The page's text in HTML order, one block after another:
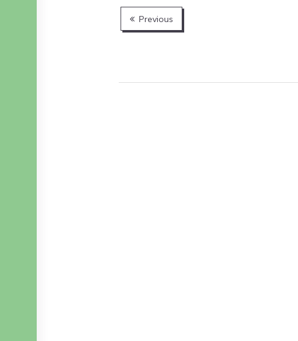
Bejegyzések
Previous